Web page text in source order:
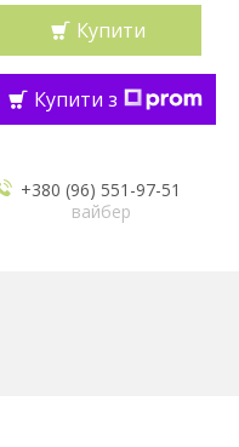
Купити
Купити з
+380 (96) 551-97-51
вайбер